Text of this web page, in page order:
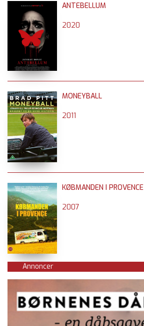
ANTEBELLUM
2020
MONEYBALL
2011
KØBMANDEN I PROVENCE
2007
Annoncer